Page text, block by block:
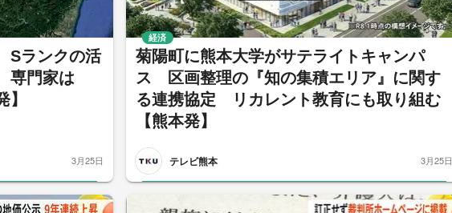
Sランクの活
専門家は
3月25日
菊陽町に熊本大学がサテライトキャンパ
ス 区画整理の『知の集積エリア』に関す
る連携協定 リカレント教育にも取り組む
【熊本発】
テレビ熊本
経済
3月25日